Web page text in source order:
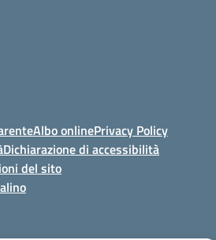
Albo onlinePrivacy Policy
Dichiarazione di accessibilità
del sito